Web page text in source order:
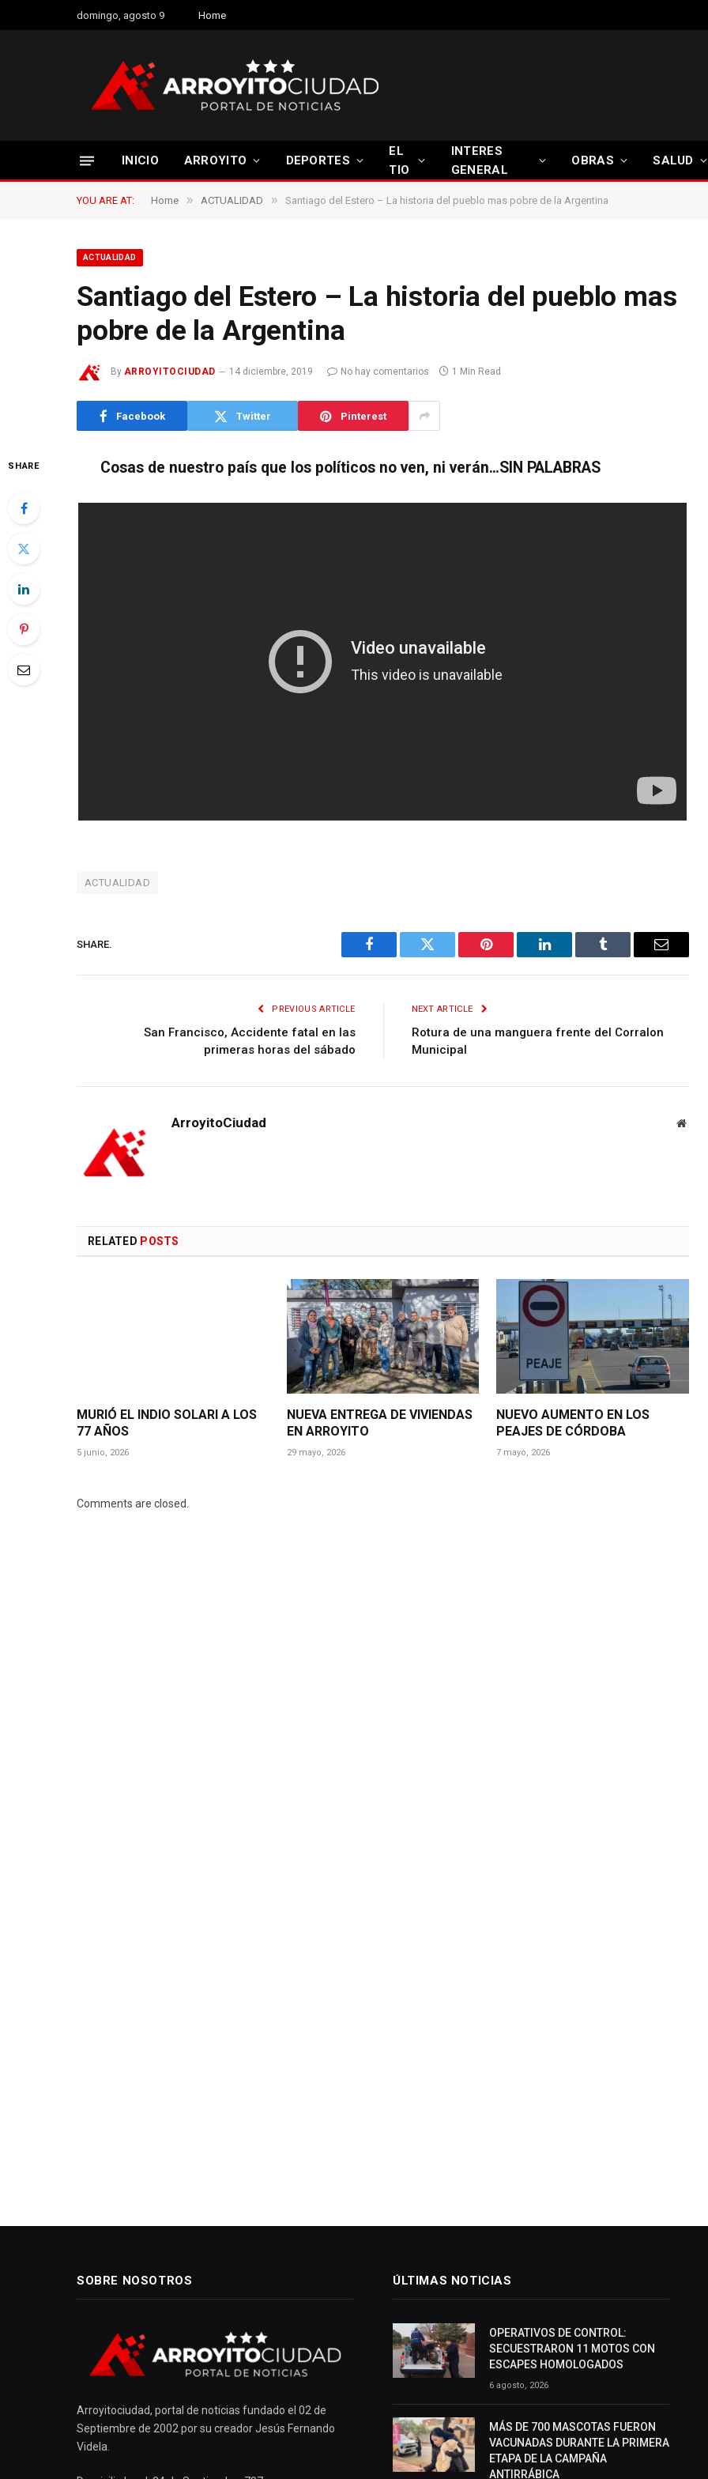
domingo, agosto 9 Home
INICIO ARROYITO DEPORTES
EL
TIO
INTERES
GENERAL
OBRAS SALUD
YOU ARE AT: Home » ACTUALIDAD » Santiago del Estero – La historia del pueblo mas pobre de la Argentina
ACTUALIDAD
Santiago del Estero – La historia del pueblo mas
pobre de la Argentina
By ARROYITOCIUDAD 14 diciembre, 2019 No hay comentarios 1 Min Read
Facebook Twitter Pinterest
SHARE Cosas de nuestro país que los políticos no ven, ni verán…SIN PALABRAS
ACTUALIDAD
SHARE.
Facebook Twitter Pinterest LinkedIn Tumblr Email
PREVIOUS ARTICLE
San Francisco, Accidente fatal en las
primeras horas del sábado
NEXT ARTICLE
Rotura de una manguera frente del Corralon
Municipal
ArroyitoCiudad
RELATED POSTS
MURIÓ EL INDIO SOLARI A LOS
77 AÑOS
5 junio, 2026
NUEVA ENTREGA DE VIVIENDAS
EN ARROYITO
29 mayo, 2026
NUEVO AUMENTO EN LOS
PEAJES DE CÓRDOBA
7 mayo, 2026
Comments are closed.
SOBRE NOSOTROS
Arroyitociudad, portal de noticias fundado el 02 de
Septiembre de 2002 por su creador Jesús Fernando
Videla.
ÚLTIMAS NOTICIAS
OPERATIVOS DE CONTROL:
SECUESTRARON 11 MOTOS CON
ESCAPES HOMOLOGADOS
6 agosto, 2026
MÁS DE 700 MASCOTAS FUERON
VACUNADAS DURANTE LA PRIMERA
ETAPA DE LA CAMPAÑA
ANTIRRÁBICA